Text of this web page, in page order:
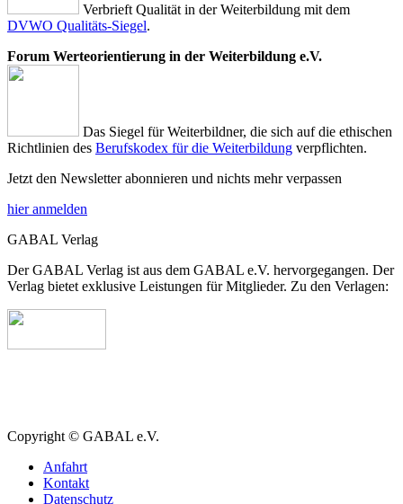
Verbrieft Qualität in der Weiterbildung mit dem
DVWO Qualitäts-Siegel.
Forum Werteorientierung in der Weiterbildung e.V.
Das Siegel für Weiterbildner, die sich auf die ethischen
Richtlinien des Berufskodex für die Weiterbildung verpflichten.
Jetzt den Newsletter abonnieren und nichts mehr verpassen
hier anmelden
GABAL Verlag
Der GABAL Verlag ist aus dem GABAL e.V. hervorgegangen. Der
Verlag bietet exklusive Leistungen für Mitglieder. Zu den Verlagen:
Copyright © GABAL e.V.
Anfahrt
Kontakt
Datenschutz